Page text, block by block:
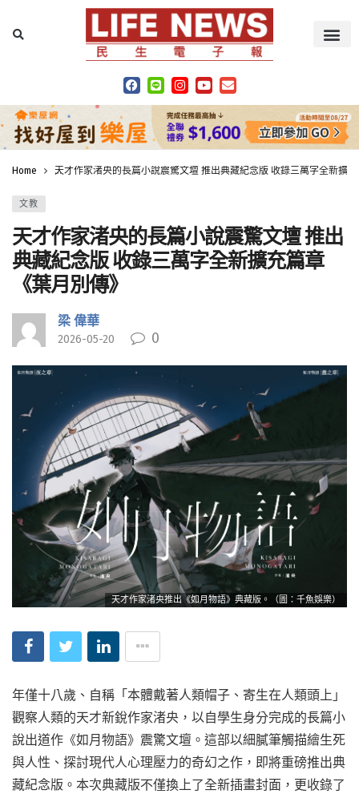
Home 天才作家渚央的長篇小說震驚文壇 推出典藏紀念版 收錄三萬字全新擴
文教
天才作家渚央的長篇小說震驚文壇 推出
典藏紀念版 收錄三萬字全新擴充篇章
《葉月別傳》
梁 偉華
2026-05-20 0
天才作家渚央推出《如月物語》典藏版。（圖：千魚娛樂）
年僅十八歲、自稱「本體戴著人類帽子、寄生在人類頭上」
觀察人類的天才新銳作家渚央，以自學生身分完成的長篇小
說出道作《如月物語》震驚文壇。這部以細膩筆觸描繪生死
與人性、探討現代人心理壓力的奇幻之作，即將重磅推出典
藏紀念版。本次典藏版不僅換上了全新插畫封面，更收錄了